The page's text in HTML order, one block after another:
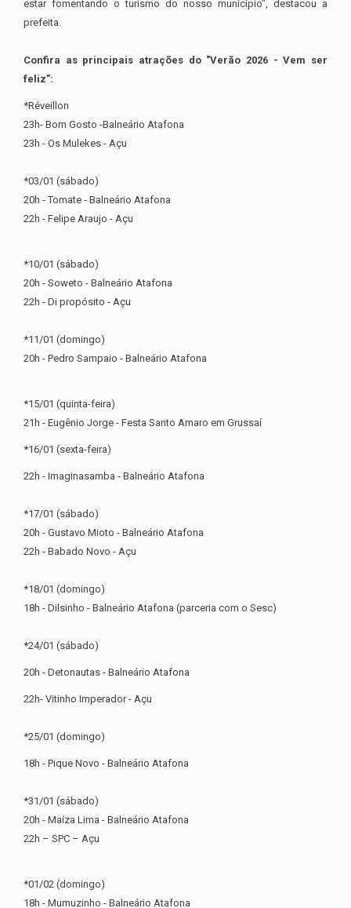
estar fomentando o turismo do nosso município", destacou a
prefeita.
Confira as principais atrações do "Verão 2026 - Vem ser
feliz”:
*Réveillon
23h- Bom Gosto -Balneário Atafona
23h - Os Mulekes - Açu
*03/01 (sábado)
20h - Tomate - Balneário Atafona
22h - Felipe Araujo - Açu
*10/01 (sábado)
20h - Soweto - Balneário Atafona
22h - Di propósito - Açu
*11/01 (domingo)
20h - Pedro Sampaio - Balneário Atafona
*15/01 (quinta-feira)
21h - Eugênio Jorge - Festa Santo Amaro em Grussaí
*16/01 (sexta-feira)
22h - Imaginasamba - Balneário Atafona
*17/01 (sábado)
20h - Gustavo Mioto - Balneário Atafona
22h - Babado Novo - Açu
*18/01 (domingo)
18h - Dilsinho - Balneário Atafona (parceria com o Sesc)
*24/01 (sábado)
20h - Detonautas - Balneário Atafona
22h- Vitinho Imperador - Açu
*25/01 (domingo)
18h - Pique Novo - Balneário Atafona
*31/01 (sábado)
20h - Maíza Lima - Balneário Atafona
22h – SPC – Açu
*01/02 (domingo)
18h - Mumuzinho - Balneário Atafona